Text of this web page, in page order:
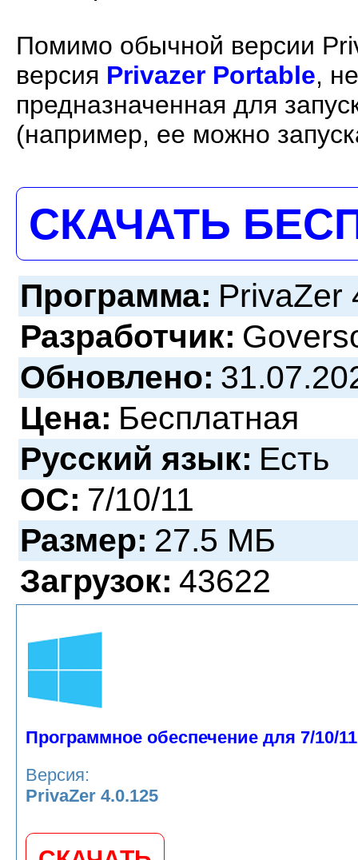
Помимо обычной версии
версия Privazer Portable,
предназначенная для
(например, ее можно
СКАЧАТЬ
Программа: PrivaZer
Разработчик:
Обновлено:
Цена: Бесплатная
Русский язык: Есть
ОС: 7/10/11
Размер: 27.5 МБ
Загрузок: 43622
Программное обеспечение для 7/10/11
Версия:
PrivaZer 4.0.125